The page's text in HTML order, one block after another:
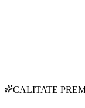
CALITATE